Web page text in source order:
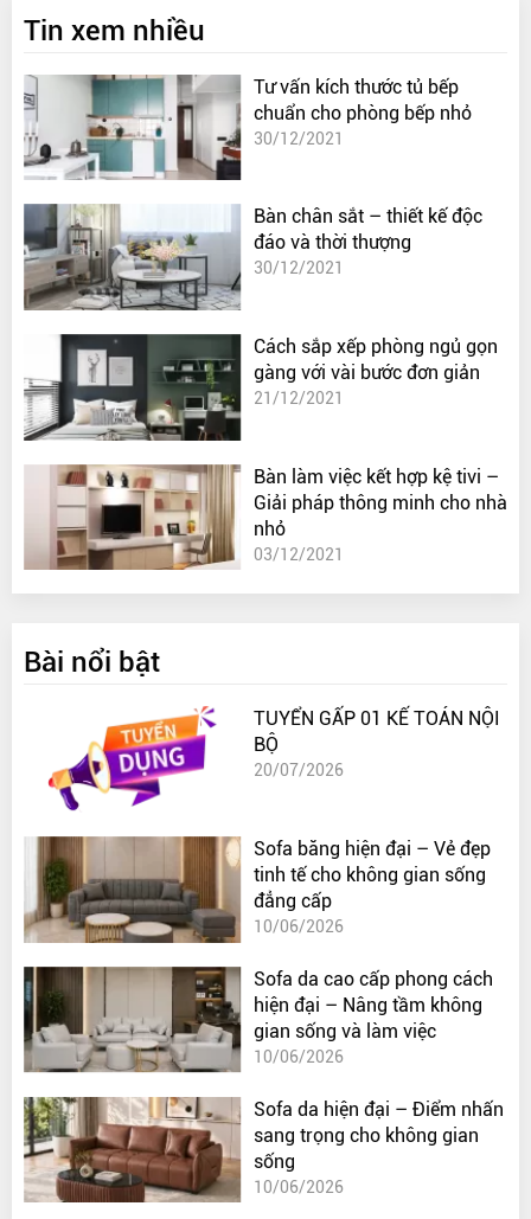
Tin xem nhiều
Tư vấn kích thước tủ bếp
chuẩn cho phòng bếp nhỏ
30/12/2021
Bàn chân sắt – thiết kế độc
đáo và thời thượng
30/12/2021
Cách sắp xếp phòng ngủ gọn
gàng với vài bước đơn giản
21/12/2021
Bàn làm việc kết hợp kệ tivi –
Giải pháp thông minh cho nhà
nhỏ
03/12/2021
Bài nổi bật
TUYỂN GẤP 01 KẾ TOÁN NỘI
BỘ
20/07/2026
Sofa băng hiện đại – Vẻ đẹp
tinh tế cho không gian sống
đẳng cấp
10/06/2026
Sofa da cao cấp phong cách
hiện đại – Nâng tầm không
gian sống và làm việc
10/06/2026
Sofa da hiện đại – Điểm nhấn
sang trọng cho không gian
sống
10/06/2026